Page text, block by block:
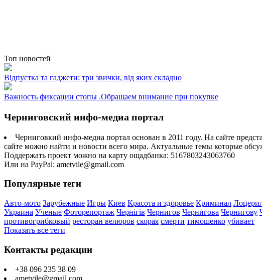
Топ новостей
Відпустка та гаджети: три звички, від яких складно
Важность фиксации стопы .Обращаем внимание при покупке
Черниговский инфо-медиа портал
Черниговкий инфо-медиа портал основан в 2011 году. На сайте
сайте можно найти и новости всего мира. Актуальные темы которые
Поддержать проект можно на карту ощадбанка: 5167803243063760
Или на PayPal: ametvile@gmail.com
Популярные теги
Авто-мото Зарубежные Игры Киев Красота и здоровье Криминал
Украина Ученые Фоторепортаж Чернігів Чернигов Чернигова Чернигову
противогрибковый ресторан велюров скорая смерти тимошенко убивает
Показать все теги
Контакты редакции
+38 096 235 38 09
ametvile@gmail.com